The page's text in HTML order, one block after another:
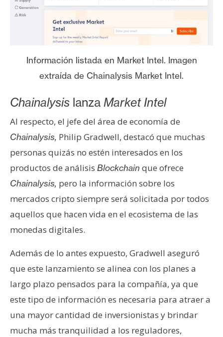
s
o
a
d
e
P
r
e
n
s
a
T
m
a
s
R
e
Información listada en Market Intel. Imagen
extraída de Chainalysis Market Intel.
Chainalysis lanza Market Intel
Al respecto, el jefe del área de economía de
Chainalysis, Philip Gradwell, destacó que muchas
personas quizás no estén interesados en los
productos de análisis Blockchain que ofrece
Chainalysis, pero la información sobre los
mercados cripto siempre será solicitada por todos
aquellos que hacen vida en el ecosistema de las
monedas digitales.
Además de lo antes expuesto, Gradwell aseguró
que este lanzamiento se alinea con los planes a
largo plazo pensados para la compañía, ya que
este tipo de información es necesaria para atraer a
una mayor cantidad de inversionistas y brindar
mucha más tranquilidad a los reguladores,